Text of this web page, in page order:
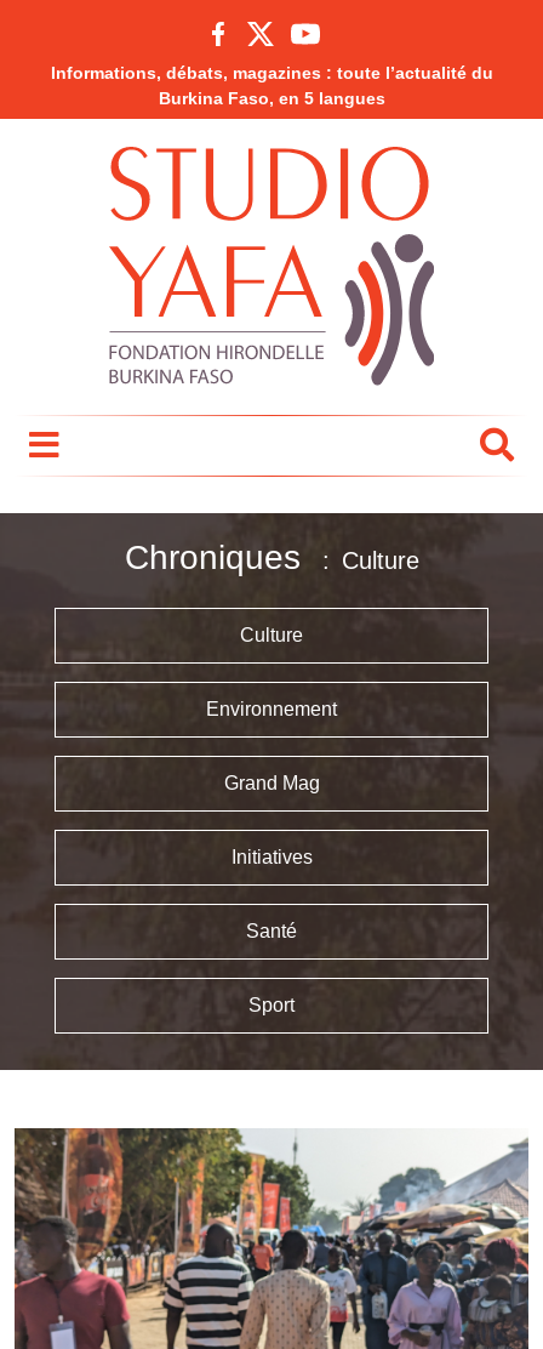
Informations, débats, magazines : toute l’actualité du
Burkina Faso, en 5 langues
Chroniques Culture
Culture
Environnement
Grand Mag
Initiatives
Santé
Sport